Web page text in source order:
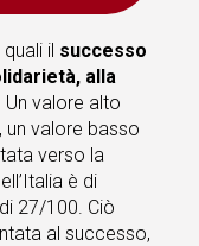
il successo
alla
. Un valore alto
un valore basso
verso la
è di
27/100. Ciò
al successo,